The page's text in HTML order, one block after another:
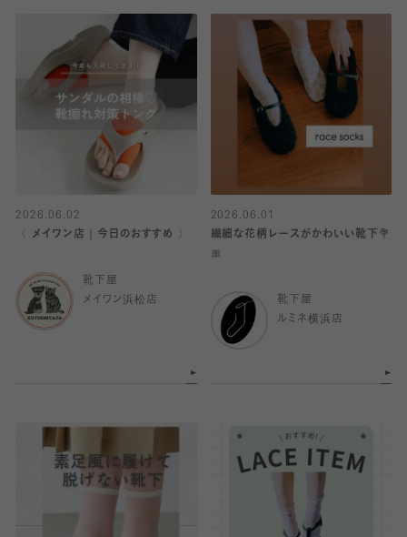
2026.06.02
〈 メイワン店｜今日のおすすめ 〉
靴下屋
メイワン浜松店
2026.06.01
繊細な花柄レースがかわいい靴下💐
🎀
靴下屋
ルミネ横浜店